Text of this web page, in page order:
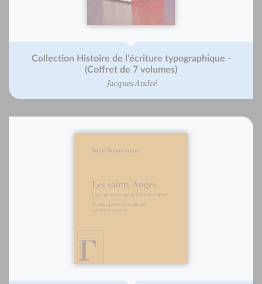
Collection Histoire de l'écriture typographique -
(Coffret de 7 volumes)
Jacques André